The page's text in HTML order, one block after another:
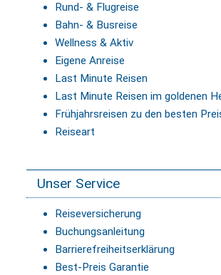
Rund- & Flugreise
Bahn- & Busreise
Wellness & Aktiv
Eigene Anreise
Last Minute Reisen
Last Minute Reisen im goldenen
Frühjahrsreisen zu den besten
Reiseart
Unser Service
Reiseversicherung
Buchungsanleitung
Barrierefreiheitserklärung
Best-Preis Garantie